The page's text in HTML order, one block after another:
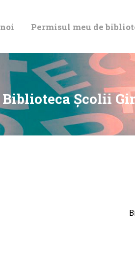
Permisul meu de
Biblioteca Școlii
DE
CATALOAGE
COLECȚII